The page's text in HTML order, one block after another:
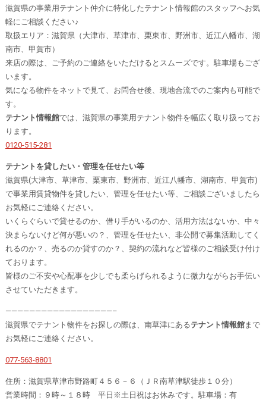
滋賀県の事業用テナント仲介に特化したテナント情報館のスタッフへお気
軽にご相談ください♪
取扱エリア：滋賀県（大津市、草津市、栗東市、野洲市、近江八幡市、湖
南市、甲賀市）
来店の際は、ご予約のご連絡をいただけるとスムーズです。駐車場もござ
います。
気になる物件をネットで見て、お問合せ後、現地合流でのご案内も可能で
す。
テナント情報館では、滋賀県の事業用テナント物件を幅広く取り扱ってお
ります。
0120-515-281
テナントを貸したい・管理を任せたい等
滋賀県(大津市、草津市、栗東市、野洲市、近江八幡市、湖南市、甲賀市)
で事業用賃貸物件を貸したい、管理を任せたい等、ご相談ございましたら
お気軽にご連絡ください。
いくらぐらいで貸せるのか、借り手がいるのか、活用方法はないか、中々
決まらないけど何が悪いの？、管理を任せたい、非公開で募集活動してく
れるのか？、売るのか貸すのか？、契約の流れなど皆様のご相談受け付け
ております。
皆様のご不安や心配事を少しでも柔らげられるように微力ながらお手伝い
させていただきます。
——————————————————–
滋賀県でテナント物件をお探しの際は、南草津にあるテナント情報館まで
お気軽にご連絡ください。
077-563-8801
住所：滋賀県草津市野路町４５６－６（ＪＲ南草津駅徒歩１０分）
営業時間：９時～１８時 平日※土日祝はお休みです。駐車場：有